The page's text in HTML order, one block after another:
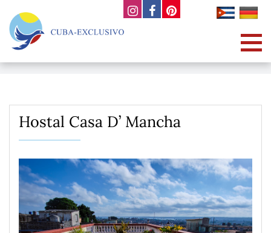
Hostal Casa D’ Mancha